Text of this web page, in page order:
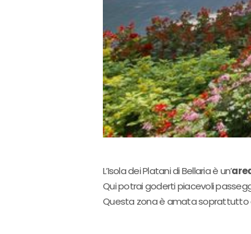
L’Isola dei Platani di Bellaria è un’
Qui potrai goderti piacevoli
Questa zona è amata soprattutto